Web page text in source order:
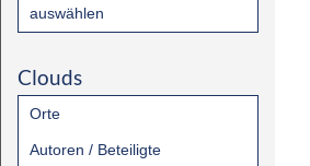
auswählen
Clouds
Orte
Autoren / Beteiligte